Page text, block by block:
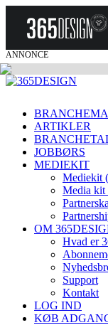
ANNONCE
ARTIKLER
JOBBØRS
MEDIEKIT
Mediekit
Media kit
OM
Hvad er
Support
Kontakt
LOG IND
KØB